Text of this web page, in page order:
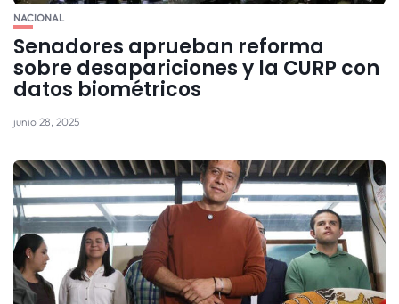
NACIONAL
Senadores aprueban reforma
sobre desapariciones y la CURP con
datos biométricos
junio 28, 2025